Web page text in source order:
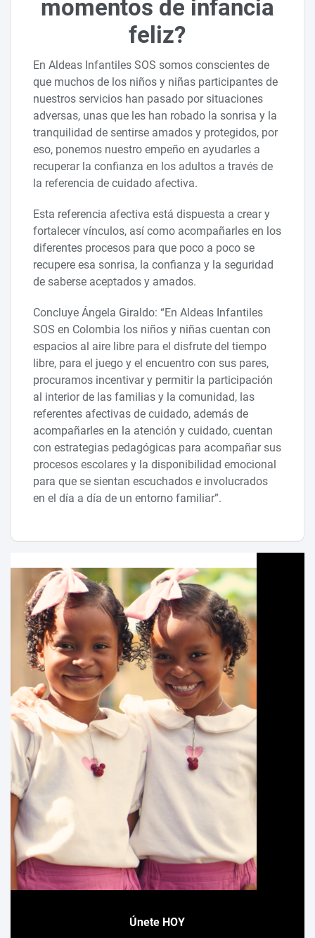
momentos de infancia
feliz?
En Aldeas Infantiles SOS somos conscientes de
que muchos de los niños y niñas participantes de
nuestros servicios han pasado por situaciones
adversas, unas que les han robado la sonrisa y la
tranquilidad de sentirse amados y protegidos, por
eso, ponemos nuestro empeño en ayudarles a
recuperar la confianza en los adultos a través de
la referencia de cuidado afectiva.
Esta referencia afectiva está dispuesta a crear y
fortalecer vínculos, así como acompañarles en los
diferentes procesos para que poco a poco se
recupere esa sonrisa, la confianza y la seguridad
de saberse aceptados y amados.
Concluye Ángela Giraldo: “En Aldeas Infantiles
SOS en Colombia los niños y niñas cuentan con
espacios al aire libre para el disfrute del tiempo
libre, para el juego y el encuentro con sus pares,
procuramos incentivar y permitir la participación
al interior de las familias y la comunidad, las
referentes afectivas de cuidado, además de
acompañarles en la atención y cuidado, cuentan
con estrategias pedagógicas para acompañar sus
procesos escolares y la disponibilidad emocional
para que se sientan escuchados e involucrados
en el día a día de un entorno familiar”.
Únete HOY